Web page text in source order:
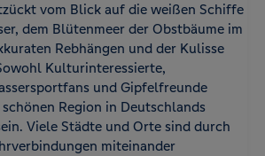
vom Blick auf die weißen Schiffe
dem Blütenmeer der Obstbäume im
Rebhängen und der Kulisse
Kulturinteressierte,
und Gipfelfreunde
Region in Deutschlands
Viele Städte und Orte sind durch
miteinander